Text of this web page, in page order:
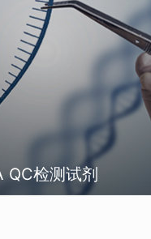
QC检测试剂